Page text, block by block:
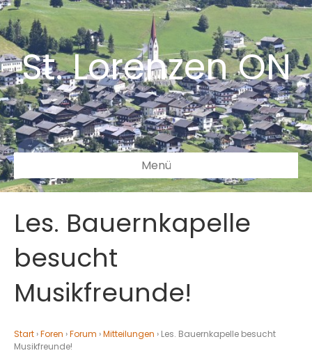
St. Lorenzen ON
Menü
Les. Bauernkapelle
besucht
Musikfreunde!
Start ›Foren ›Forum ›Mitteilungen › Les. Bauernkapelle besucht
Musikfreunde!